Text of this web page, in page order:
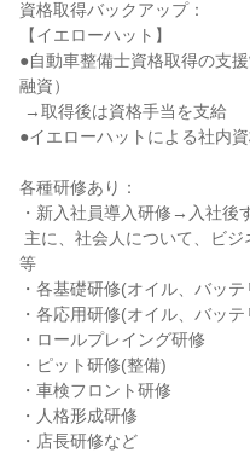
資格取得バックアップ：
【イエローハット】
●自動車整備士資格取得の支
融資）
●イエローハットによる社内
各種研修あり：
・新入社員導入研修→入社後
等
・各基礎研修(オイル、バッ
・各応用研修(オイル、バッ
・ロールプレイング研修
・ピット研修(整備)
・車検フロント研修
・人格形成研修
・店長研修など